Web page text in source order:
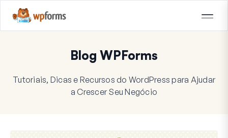
Blog WPForms
Tutoriais, Dicas e Recursos do WordPress para Ajudar
a Crescer Seu Negócio